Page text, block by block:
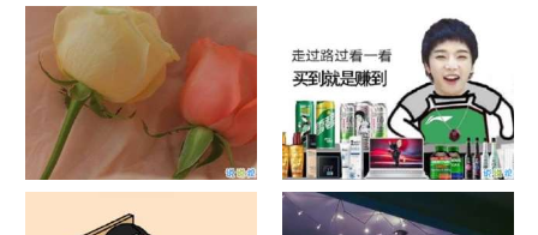
日出文案温柔句子 看日出的微
信说说配图
晒风景照的唯美说说配图 适合
发风景的朋友圈文案
官宣恋爱的说说配图 官宣句子
抖音摆地摊文案 摆地摊的搞笑
说说带图片